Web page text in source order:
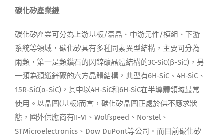
碳化矽產業鏈
碳化矽產業可分為上游基板/磊晶、中游元件/模組、下游
系統等領域，碳化矽具有多種同素異型結構，主要可分為
兩類，第一是類鑽石的閃鋅礦晶體結構的3C-SiC(β-SiC)，另
一類為類纖鋅礦的六方晶體結構，典型有6H-SiC、4H-SiC、
15R-SiC(α-SiC)，其中以4H-SiC和6H-SiC在半導體領域最常
使用。以晶圓(基板)而言，碳化矽晶圓正處於供不應求狀
態，國外供應商有II-VI、Wolfspeed、Norstel、
STMicroelectronics、Dow DuPont等公司。而目前碳化矽